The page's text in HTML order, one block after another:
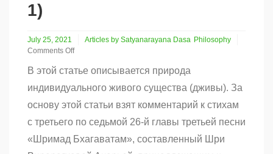
1)
July 25, 2021 Articles by Satyanarayana Dasa Philosophy
Comments Off
Онтология
(часть
1)
В этой статье описывается природа
индивидуального живого существа (дживы). За
основу этой статьи взят комментарий к стихам
с третьего по седьмой 26-й главы третьей песни
«Шримад Бхагаватам», составленный Шри